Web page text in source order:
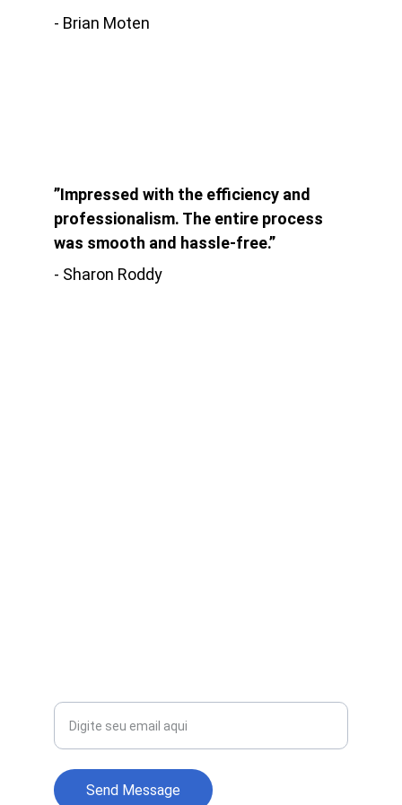
- Brian Moten
”Impressed with the efficiency and
professionalism. The entire process
was smooth and hassle-free.”
- Sharon Roddy
Send Message